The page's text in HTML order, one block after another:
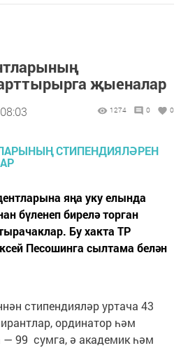
җыеналар
1274 0 0
яңа уку елында
бүленеп бирелә торган
Бу хакта ТР
Песошинга сылтама белән
стипендияләр уртача 43
ординатор һәм
— 99 сумга, ә академик һәм